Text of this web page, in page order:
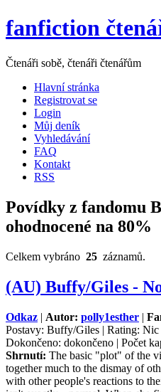
fanfiction
Čtenáři sobě, čtenáři čtenářům
Hlavní stránka
Registrovat se
Login
Můj deník
Vyhledávání
FAQ
Kontakt
RSS
Povídky z fandomu
ohodnocené na 80%
Celkem vybráno 25 záznamů.
(AU) Buffy/Giles -
Odkaz | Autor: polly1esther |
Postavy: Buffy/Giles | Rating: Nic
Dokončeno: dokončeno | Počet
Shrnutí: The basic "plot" of the
together much to the dismay of
with other people's reactions to